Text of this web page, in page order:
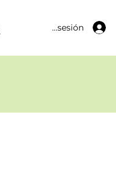
Iniciar sesión